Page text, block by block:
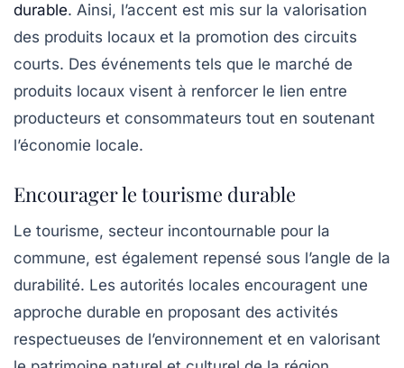
durable. Ainsi, l’accent est mis sur la valorisation
des produits locaux et la promotion des circuits
courts. Des événements tels que le marché de
produits locaux visent à renforcer le lien entre
producteurs et consommateurs tout en soutenant
l’économie locale.
Encourager le tourisme durable
Le tourisme, secteur incontournable pour la
commune, est également repensé sous l’angle de la
durabilité. Les autorités locales encouragent une
approche durable en proposant des activités
respectueuses de l’environnement et en valorisant